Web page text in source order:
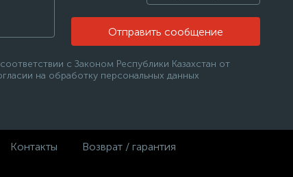
Отправить сообщение
с Законом Республики Казахстан от
на обработку персональных данных
Контакты Возврат / гарантия